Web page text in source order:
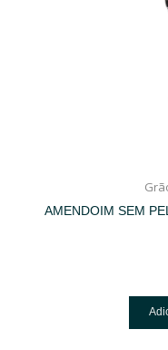
AMENDOIM SEM